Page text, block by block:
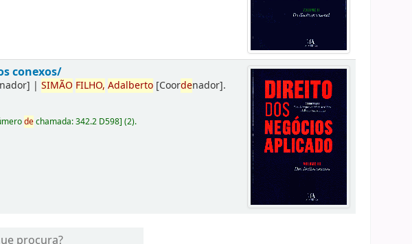
conexos/
nador] |SIMÃO FILHO, Adalberto [Coordenador].
dechamada:342.2 D598](2).